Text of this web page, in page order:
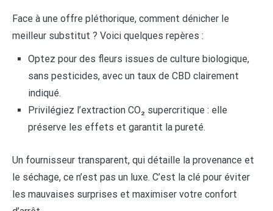
Face à une offre pléthorique, comment dénicher le
meilleur substitut ? Voici quelques repères :
Optez pour des fleurs issues de culture biologique,
sans pesticides, avec un taux de CBD clairement
indiqué.
Privilégiez l’extraction CO₂ supercritique : elle
préserve les effets et garantit la pureté.
Un fournisseur transparent, qui détaille la provenance et
le séchage, ce n’est pas un luxe. C’est la clé pour éviter
les mauvaises surprises et maximiser votre confort